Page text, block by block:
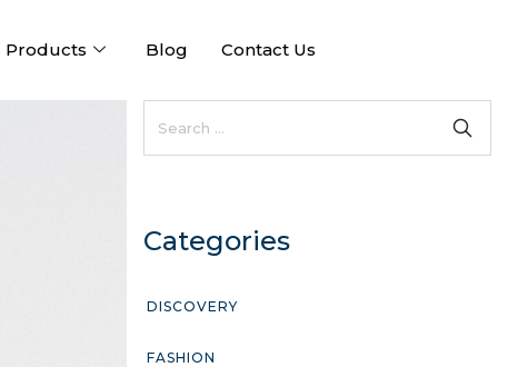
Products Blog Contact Us
Categories
DISCOVERY
FASHION